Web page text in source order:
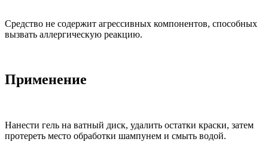
Средство не содержит агрессивных компонентов, способных
вызвать аллергическую реакцию.
Применение
Нанести гель на ватный диск, удалить остатки краски, затем
протереть место обработки шампунем и смыть водой.